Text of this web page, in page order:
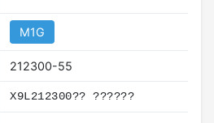
M1G
212300-55
X9L212300?? ??????